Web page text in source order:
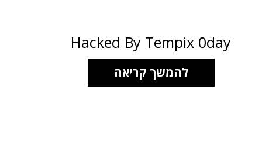
Hacked By Tempix 0day
להמשך קריאה